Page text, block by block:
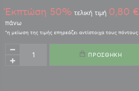
Έκπτώση 50% τελική τιμή 0,80 €
πάνω
ΠΡΟΣΘΉΚΗ